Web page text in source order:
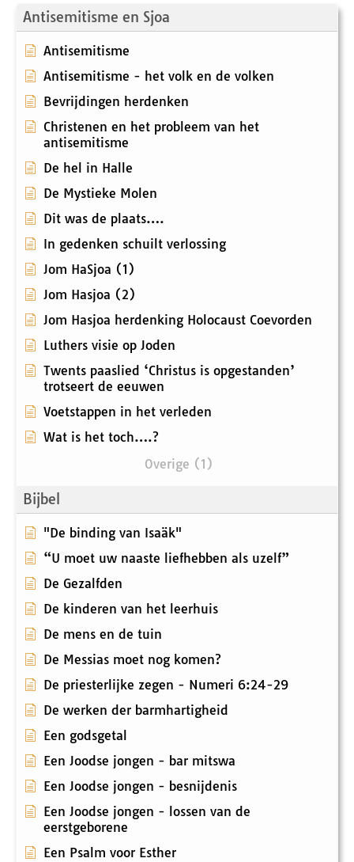
Antisemitisme en Sjoa
Antisemitisme
Antisemitisme - het volk en de volken
Bevrijdingen herdenken
Christenen en het probleem van het
antisemitisme
De hel in Halle
De Mystieke Molen
Dit was de plaats….
In gedenken schuilt verlossing
Jom HaSjoa (1)
Jom Hasjoa (2)
Jom Hasjoa herdenking Holocaust Coevorden
Luthers visie op Joden
Twents paaslied ‘Christus is opgestanden’
trotseert de eeuwen
Voetstappen in het verleden
Wat is het toch….?
Overige (1)
Bijbel
"De binding van Isaäk"
“U moet uw naaste liefhebben als uzelf”
De Gezalfden
De kinderen van het leerhuis
De mens en de tuin
De Messias moet nog komen?
De priesterlijke zegen - Numeri 6:24-29
De werken der barmhartigheid
Een godsgetal
Een Joodse jongen - bar mitswa
Een Joodse jongen - besnijdenis
Een Joodse jongen - lossen van de
eerstgeborene
Een Psalm voor Esther